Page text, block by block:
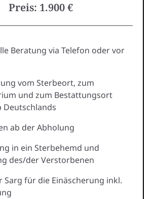
Preis: 1.900 €
Beratung via Telefon oder vor
vom Sterbeort, zum
und zum Bestattungsort
Deutschlands
ab der Abholung
in ein Sterbehemd und
des/der Verstorbenen
Sarg für die Einäscherung inkl.